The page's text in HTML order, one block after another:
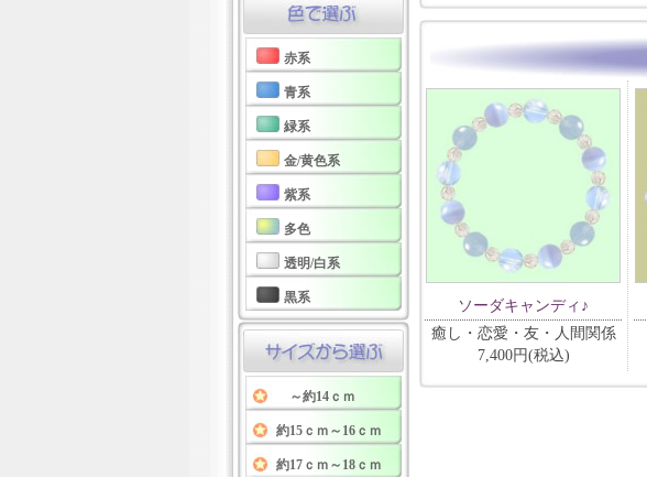
赤系
青系
緑系
金/黄色系
紫系
多色
透明/白系
黒系
～約14ｃｍ
約15ｃｍ～16ｃｍ
約17ｃｍ～18ｃｍ
ソーダキャンディ♪
癒し・恋愛・友・人間関係
7,400円(税込)